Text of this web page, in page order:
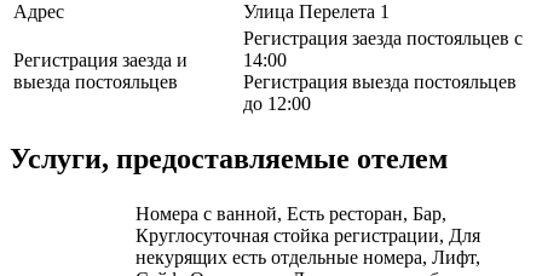
Адрес
Улица Перелета 1
Регистрация заезда и
выезда постояльцев
Регистрация заезда постояльцев с
14:00
Регистрация выезда постояльцев
до 12:00
Услуги, предоставляемые отелем
Номера с ванной, Есть ресторан, Бар,
Круглосуточная стойка регистрации, Для
некурящих есть отдельные номера, Лифт,